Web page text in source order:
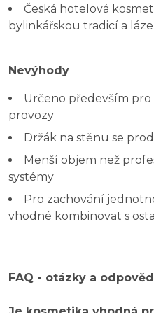
Česká hotelová
bylinkářskou tradicí a
Nevýhody
Určeno především
provozy
Držák na stěnu se
Menší objem než
systémy
Pro zachování
vhodné kombinovat s
FAQ - otázky a